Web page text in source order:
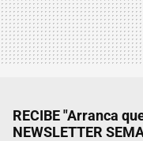
RECIBE "Arranca
NEWSLETTER